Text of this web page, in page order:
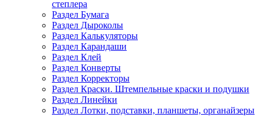
степлера
Раздел Бумага
Раздел Дыроколы
Раздел Калькуляторы
Раздел Карандаши
Раздел Клей
Раздел Конверты
Раздел Корректоры
Раздел Краски. Штемпельные краски и подушки
Раздел Линейки
Раздел Лотки, подставки, планшеты, органайзеры